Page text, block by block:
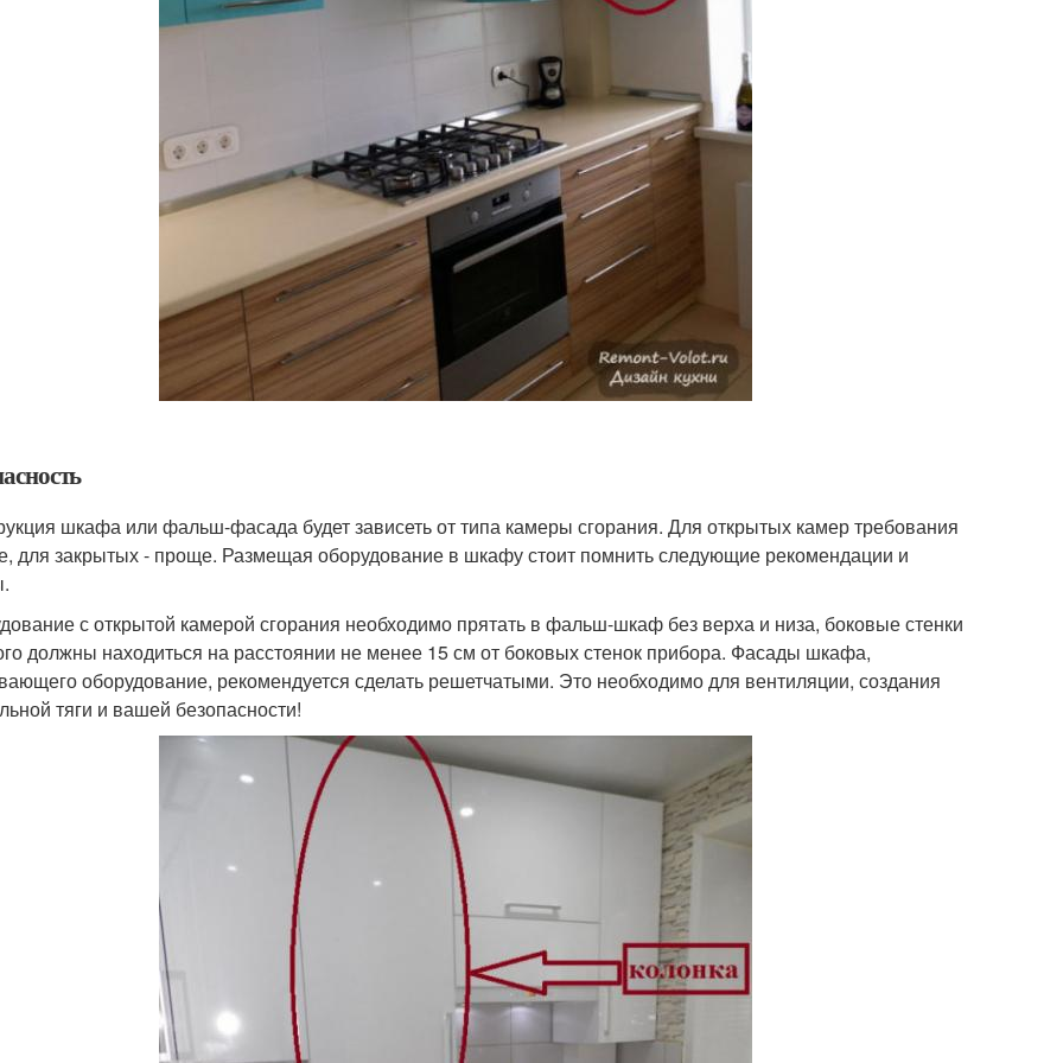
шкафа или фальш-фасада будет зависеть от типа камеры сгорания. Для открытых камер требования
для закрытых - проще. Размещая оборудование в шкафу стоит помнить следующие рекомендации и
с открытой камерой сгорания необходимо прятать в фальш-шкаф без верха и низа, боковые стенки
должны находиться на расстоянии не менее 15 см от боковых стенок прибора. Фасады шкафа,
оборудование, рекомендуется сделать решетчатыми. Это необходимо для вентиляции, создания
тяги и вашей безопасности!